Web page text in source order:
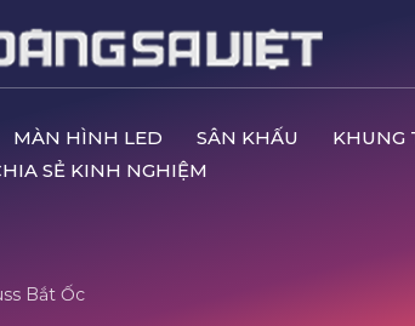
MÀN HÌNH LED SÂN KHẤU KHUNG
SẺ KINH NGHIỆM
Bắt Ốc